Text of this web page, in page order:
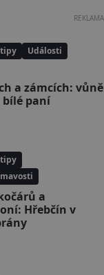
REKLAMA
Události
a zámcích: vůně
bílé paní
a
Hřebčín v